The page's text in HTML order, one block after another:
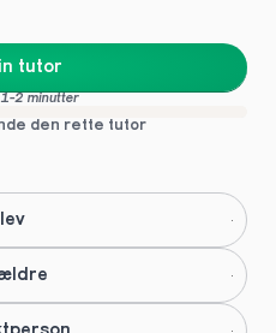
tutor
2 minutter
den rette tutor